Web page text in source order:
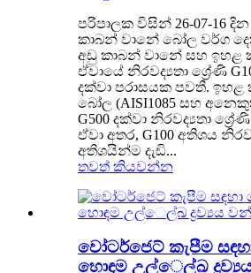
පරිපාලක විසින් 26-07-16 දින
කාබන් වානේ බෝල වර්ග
අඩු කාබන් වානේ සහ ඉහළ
ඒවායේ නිරවද්‍යතා ශ්‍රේණි
දක්වා පරාසයක පවතී. ඉහළ
බෝල (AISI1085 සහ
G500 දක්වා නිරවද්‍යතා
ඒවා අතර, G100 අතිශය
අතිශයින්ම දැඩි...
තවත් කියවන්න
වෝටර්ජෙට් කැපීම
හොඳම උල්ෙල්ඛ